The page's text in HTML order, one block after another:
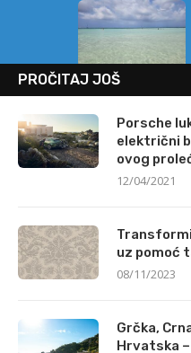
PROČITAJ JOŠ
Porsche
električni
ovog
12/04/2021
uz pomoć
08/11/2023
Grčka,
Hrvatska